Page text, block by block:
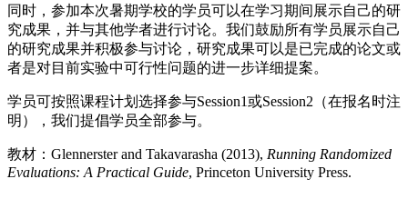
同时，参加本次暑期学校的学员可以在学习期间展示自己的研
究成果，并与其他学者进行讨论。我们鼓励所有学员展示自己
的研究成果并积极参与讨论，研究成果可以是已完成的论文或
者是对目前实验中可行性问题的进一步详细提案。
学员可按照课程计划选择参与Session1或Session2（在报名时注
明），我们提倡学员全部参与。
教材：Glennerster and Takavarasha (2013), Running Randomized
Evaluations: A Practical Guide, Princeton University Press.